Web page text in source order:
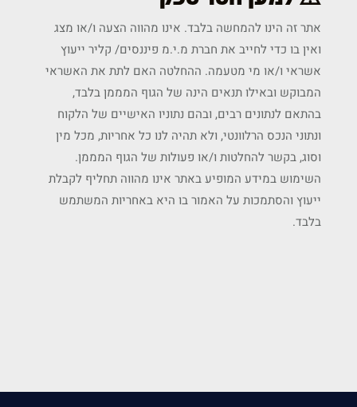
אתר זה הינו להמחשה בלבד. אינו מהווה הצעה ו/או מצג
ואין בו כדי לחייב את חברת מ.י.מ פיננסים/ קליר ייעוץ
אשראי ו/או מי מטעמה. ההחלטה האם לתת את האשראי
המבוקש ובאילו תנאים הינה של הגוף המממן בלבד,
בהתאם לנתונים רבים, ובהם נתוניו האישיים של הלקוח
ונתוני הנכס הרלוונטי, ולא תהיה לנו כל אחריות, מכל מין
וסוג, בקשר להחלטות ו/או פעולות של הגוף המממן.
השימוש במידע המופיע באתר אינו מהווה תחליף לקבלת
ייעוץ והסתמכות על האמור בו היא באחריות המשתמש
בלבד.